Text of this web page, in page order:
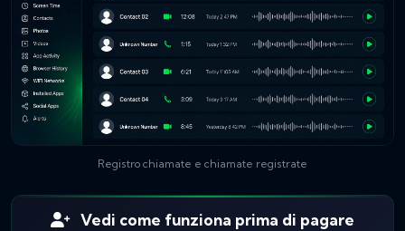
Registro chiamate e chiamate registrate
Vedi come funziona prima di pagare